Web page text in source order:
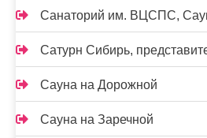
Санаторий им. ВЦСПС,
Сатурн Сибирь,
Сауна на Дорожной
Сауна на Заречной